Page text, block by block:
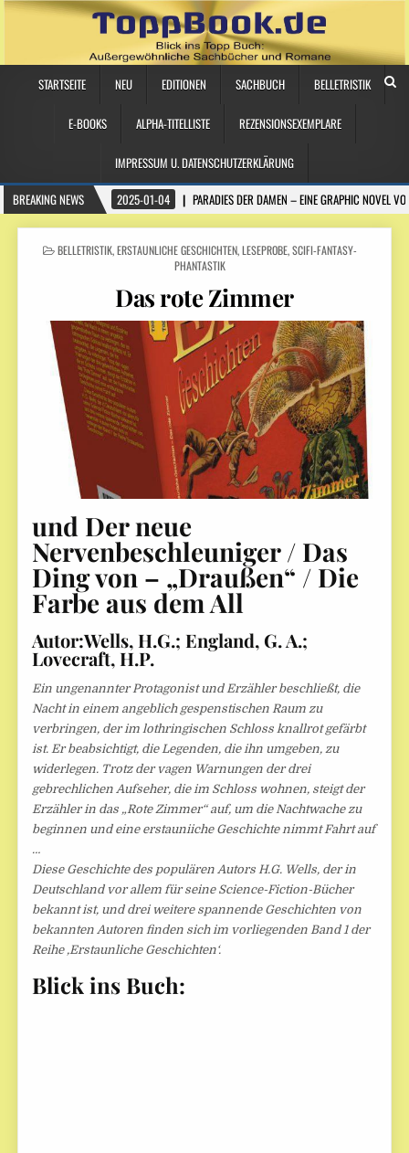
STARTSEITE NEU EDITIONEN SACHBUCH BELLETRISTIK
E-BOOKS ALPHA-TITELLISTE REZENSIONSEXEMPLARE
IMPRESSUM U. DATENSCHUTZERKLÄRUNG
BREAKING NEWS
2025-01-04 PARADIES DER DAMEN – EINE GRAPHIC NOVEL
POSTED
BELLETRISTIK,ERSTAUNLICHE GESCHICHTEN,LESEPROBE,SCIFI-FANTASY-
PHANTASTIK
Das rote Zimmer
und Der neue
Nervenbeschleuniger / Das
Ding von – „Draußen“ / Die
Farbe aus dem All
Autor:Wells, H.G.; England, G. A.;
Lovecraft, H.P.
Ein ungenannter Protagonist und Erzähler beschließt, die
Nacht in einem angeblich gespenstischen Raum zu
verbringen, der im lothringischen Schloss knallrot gefärbt
ist. Er beabsichtigt, die Legenden, die ihn umgeben, zu
widerlegen. Trotz der vagen Warnungen der drei
gebrechlichen Aufseher, die im Schloss wohnen, steigt der
Erzähler in das „Rote Zimmer“ auf, um die Nachtwache zu
beginnen und eine erstauniiche Geschichte nimmt Fahrt auf
…
Diese Geschichte des populären Autors H.G. Wells, der in
Deutschland vor allem für seine Science-Fiction-Bücher
bekannt ist, und drei weitere spannende Geschichten von
bekannten Autoren finden sich im vorliegenden Band 1 der
Reihe ‚Erstaunliche Geschichten‘.
Blick ins Buch: